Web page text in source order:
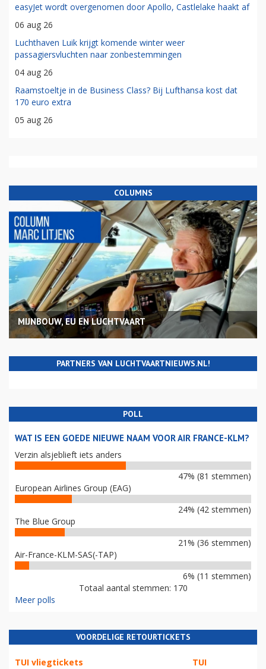
easyJet wordt overgenomen door Apollo, Castlelake haakt af
06 aug 26
Luchthaven Luik krijgt komende winter weer
passagiersvluchten naar zonbestemmingen
04 aug 26
Raamstoeltje in de Business Class? Bij Lufthansa kost dat
170 euro extra
05 aug 26
COLUMNS
MIJNBOUW, EU EN LUCHTVAART
PARTNERS VAN LUCHTVAARTNIEUWS.NL!
POLL
WAT IS EEN GOEDE NIEUWE NAAM VOOR AIR FRANCE-KLM?
Verzin alsjeblieft iets anders
47% (81 stemmen)
European Airlines Group (EAG)
24% (42 stemmen)
The Blue Group
21% (36 stemmen)
Air-France-KLM-SAS(-TAP)
6% (11 stemmen)
Totaal aantal stemmen: 170
Meer polls
VOORDELIGE RETOURTICKETS
TUI vliegtickets TUI